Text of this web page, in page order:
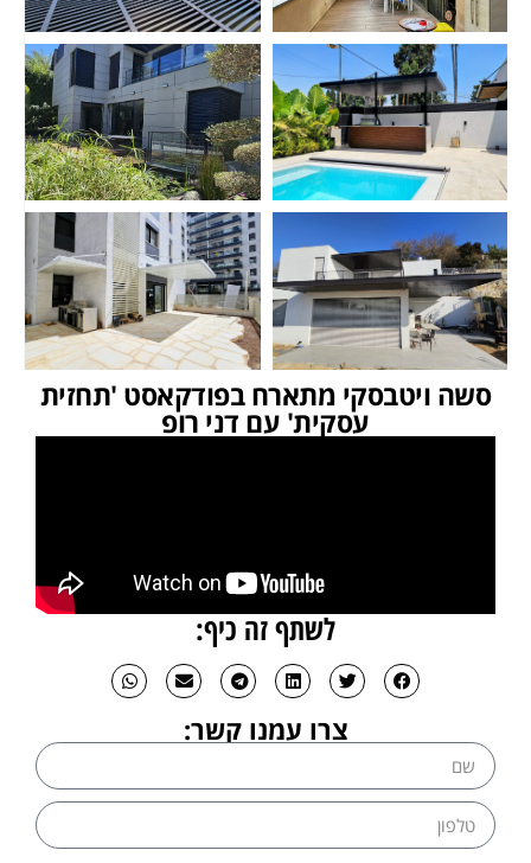
סשה ויטבסקי מתארח בפודקאסט 'תחזית
עסקית' עם דני רופ
לשתף זה כיף:
צרו עמנו קשר: